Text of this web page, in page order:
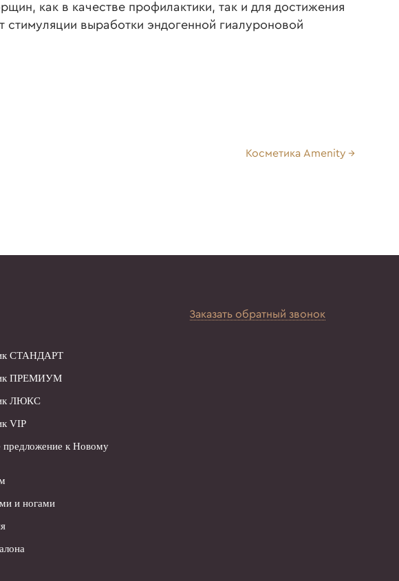
как в качестве профилактики, так и для достижения
выработки эндогенной гиалуроновой
Косметика Amenity
СТАНДАРТ
ПРЕМИУМ
ЛЮКС
VIP
предложение к Новому
и ногами
Заказать обратный звонок